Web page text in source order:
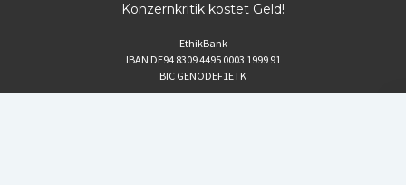
Konzernkritik kostet Geld!
EthikBank
IBAN DE94 8309 4495 0003 1999 91
BIC GENODEF1ETK